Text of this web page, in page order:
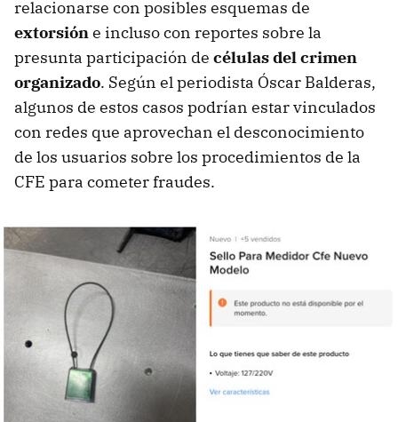
relacionarse con posibles esquemas de
extorsióne incluso con reportes sobre la
presunta participación de células del crimen
organizado. Según el periodista Óscar Balderas,
algunos de estos casos podrían estar vinculados
con redes que aprovechan el desconocimiento
de los usuarios sobre los procedimientos de la
CFE para cometer fraudes.